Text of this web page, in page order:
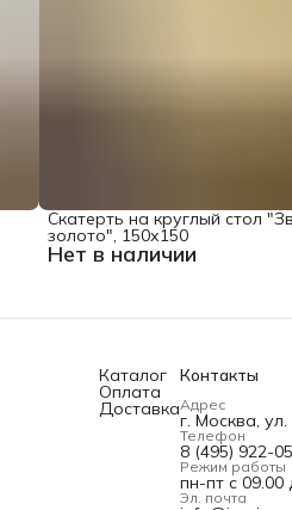
Нет в наличии
Скатерть на круглый стол
золото", 150х150
Каталог
Оплата
Доставка
Контакты
Адрес
г. Москва,
Телефон
8 (495) 922-
Режим работы
пн-пт с
Эл. почта